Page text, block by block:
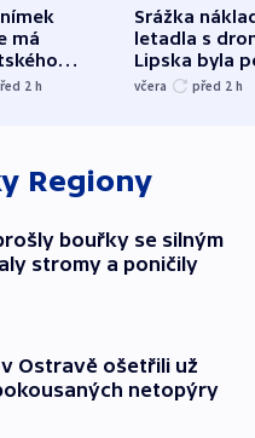
má
o
2 h
Srážka
letadla s
Lipska byla
německého
včera před 2 h
Regiony
bouřky se silným
stromy a poničily
Ostravě ošetřili už
netopýry